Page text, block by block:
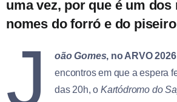
uma vez, por que é um dos
nomes do forró e do
J oão Gomes, no ARVO 2026
encontros em que a espera
das 20h, oKartódromo do